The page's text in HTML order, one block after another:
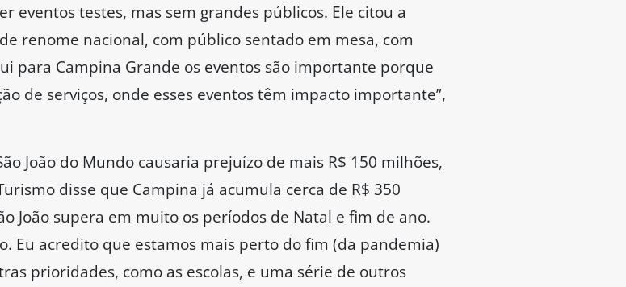
eventos testes, mas sem grandes públicos. Ele citou a
renome nacional, com público sentado em mesa, com
para Campina Grande os eventos são importante porque
de serviços, onde esses eventos têm impacto importante”,
João do Mundo causaria prejuízo de mais R$ 150 milhões,
disse que Campina já acumula cerca de R$ 350
João supera em muito os períodos de Natal e fim de ano.
Eu acredito que estamos mais perto do fim (da pandemia)
prioridades, como as escolas, e uma série de outros